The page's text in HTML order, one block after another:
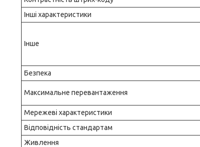
Інші характеристики
Інше
Безпека
Максимальне перевантаження
Мережеві характеристики
Відповідність стандартам
Живлення